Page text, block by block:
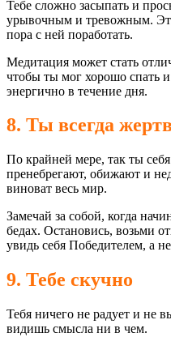
Тебе сложно засыпать и
урывочным и тревожным.
пора с ней поработать.
Медитация может стать
чтобы ты мог хорошо спать и
энергично в течение дня.
8. Ты всегда
По крайней мере, так ты
пренебрегают, обижают и
виноват весь мир.
Замечай за собой, когда
бедах. Остановись, возьми
увидь себя Победителем, а
9. Тебе скучно
Тебя ничего не радует и не
видишь смысла ни в чем.